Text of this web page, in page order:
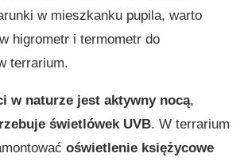
w mieszkanku pupila, warto
higrometr i termometr do
terrarium.
w naturze jest aktywny nocą,
świetlówek UVB. W terrarium
oświetlenie księżycowe